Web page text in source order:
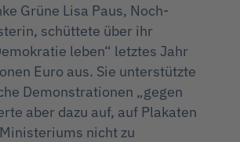
Grüne Lisa Paus, Noch-
schüttete über ihr
leben“ letztes Jahr
Euro aus. Sie unterstützte
Demonstrationen „gegen
aber dazu auf, auf Plakaten
nicht zu